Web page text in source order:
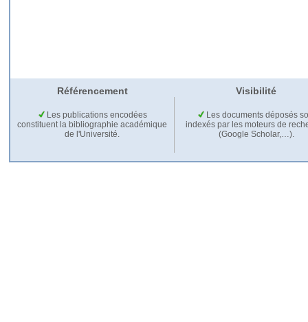
Référencement Visibilité
Les publications encodées
constituent la bibliographie académique
de l'Université.
Les documents déposés
indexés par les moteurs de
(Google Scholar,…).